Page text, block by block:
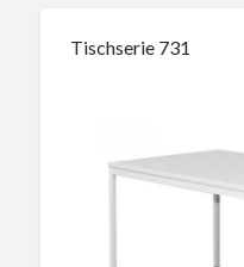
Tischserie 731